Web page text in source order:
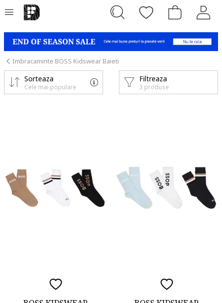
Imbracaminte BOSS Kidswear Baieti
Filtreaza
3 produse
Sorteaza
Cele mai populare